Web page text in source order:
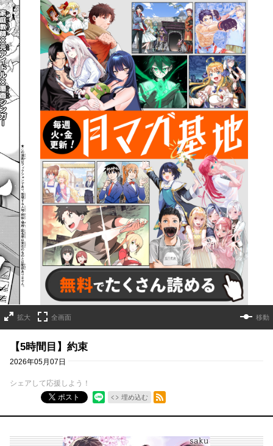
詳細ページへのリンク
拡大 全画面 移動
【5時間目】約束
2026年05月07日
シェアして応援しよう！
ポスト
埋め込む
RSSフィード